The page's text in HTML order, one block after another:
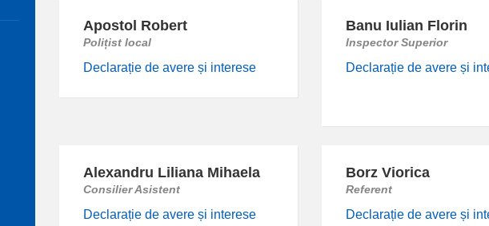
Apostol Robert
Polițist local
Declarație de avere și interese
Banu Iulian Florin
Inspector Superior
Declarație de avere și
Alexandru Liliana Mihaela
Consilier Asistent
Declarație de avere și interese
Borz Viorica
Referent
Declarație de avere și